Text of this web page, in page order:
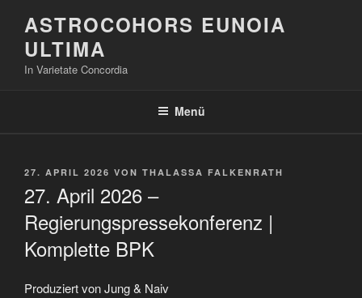
Inhalt
springen
ASTROCOHORS EUNOIA
ULTIMA
In Varietate Concordia
Menü
VERÖFFENTLICHT
27. APRIL 2026 VON THALASSA FALKENRATH
27. April 2026 –
Regierungspressekonferenz |
Komplette BPK
Produziert von Jung & Naiv